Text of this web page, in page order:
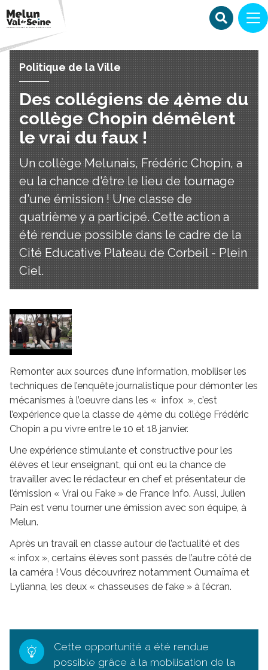
Politique de la Ville
Des collégiens de 4ème du
collège Chopin démêlent
le vrai du faux !
Un collège Melunais, Frédéric Chopin, a
eu la chance d'être le lieu de tournage
d'une émission ! Une classe de
quatrième y a participé. Cette action a
été rendue possible dans le cadre de la
Cité Educative Plateau de Corbeil - Plein
Ciel.
Remonter aux sources d’une information, mobiliser les
techniques de l’enquête journalistique pour démonter les
mécanismes à l’oeuvre dans les « infox », c’est
l’expérience que la classe de 4ème du collège Frédéric
Chopin a pu vivre entre le 10 et 18 janvier.
Une expérience stimulante et constructive pour les
élèves et leur enseignant, qui ont eu la chance de
travailler avec le rédacteur en chef et présentateur de
l’émission « Vrai ou Fake » de France Info. Aussi, Julien
Pain est venu tourner une émission avec son équipe, à
Melun.
Après un travail en classe autour de l’actualité et des
« infox », certains élèves sont passés de l’autre côté de
la caméra ! Vous découvrirez notamment Oumaïma et
Lylianna, les deux « chasseuses de fake » à l’écran.
Cette opportunité a été rendue
possible grâce à la mobilisation de la